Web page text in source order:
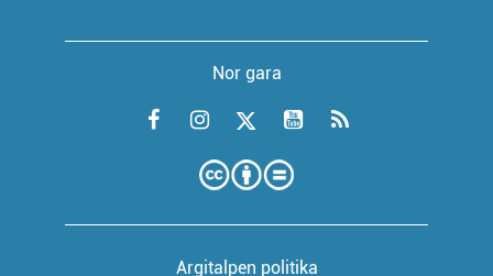
Nor gara
Argitalpen politika